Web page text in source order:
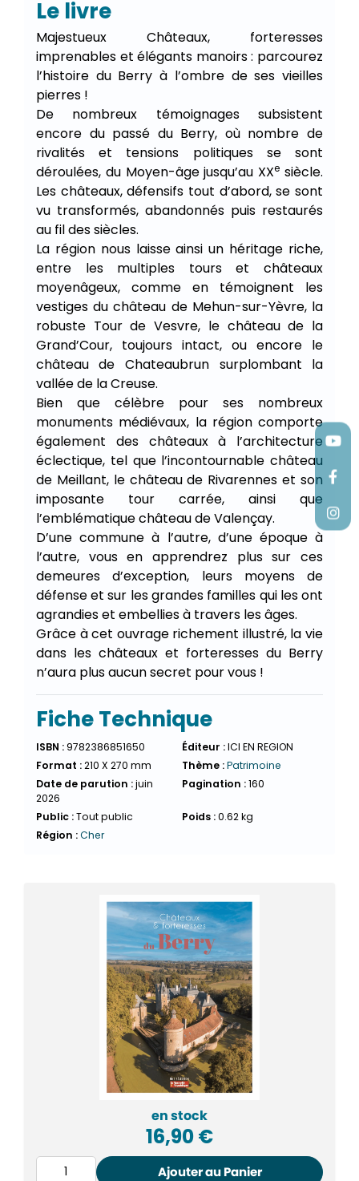
Le livre
Majestueux Châteaux, forteresses
imprenables et élégants manoirs : parcourez
l’histoire du Berry à l’ombre de ses vieilles
pierres !
De nombreux témoignages subsistent
encore du passé du Berry, où nombre de
rivalités et tensions politiques se sont
déroulées, du Moyen-âge jusqu’au XXe siècle.
Les châteaux, défensifs tout d’abord, se sont
vu transformés, abandonnés puis restaurés
au fil des siècles.
La région nous laisse ainsi un héritage riche,
entre les multiples tours et châteaux
moyenâgeux, comme en témoignent les
vestiges du château de Mehun-sur-Yèvre, la
robuste Tour de Vesvre, le château de la
Grand’Cour, toujours intact, ou encore le
château de Chateaubrun surplombant la
vallée de la Creuse.
Bien que célèbre pour ses nombreux
monuments médiévaux, la région comporte
également des châteaux à l’architecture
éclectique, tel que l’incontournable château
de Meillant, le château de Rivarennes et son
imposante tour carrée, ainsi que
l’emblématique château de Valençay.
D’une commune à l’autre, d’une époque à
l’autre, vous en apprendrez plus sur ces
demeures d’exception, leurs moyens de
défense et sur les grandes familles qui les ont
agrandies et embellies à travers les âges.
Grâce à cet ouvrage richement illustré, la vie
dans les châteaux et forteresses du Berry
n’aura plus aucun secret pour vous !
Fiche Technique
ISBN :9782386851650 Éditeur :ICI EN REGION
Format :210 X 270 mm Thème : Patrimoine
Date de parution :juin
2026
Pagination :160
Public :Tout public Poids :0.62 kg
Région :Cher
en stock
16,90€
Ajouter au Panier